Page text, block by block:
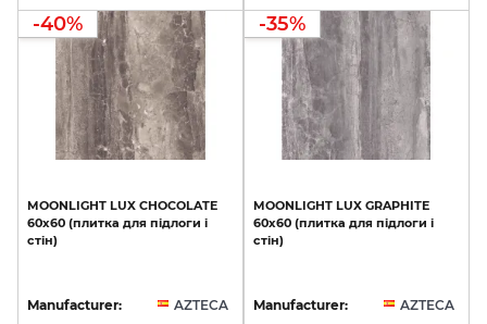
-40%
MOONLIGHT LUX CHOCOLATE
60x60 (плитка для підлоги і
стін)
Manufacturer: AZTECA
-35%
MOONLIGHT LUX GRAPHITE
60x60 (плитка для підлоги і
стін)
Manufacturer: AZTECA